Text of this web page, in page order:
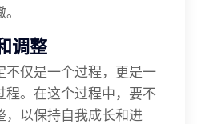
调整
不仅是一个过程，更是一
程。在这个过程中，要不
，以保持自我成长和进